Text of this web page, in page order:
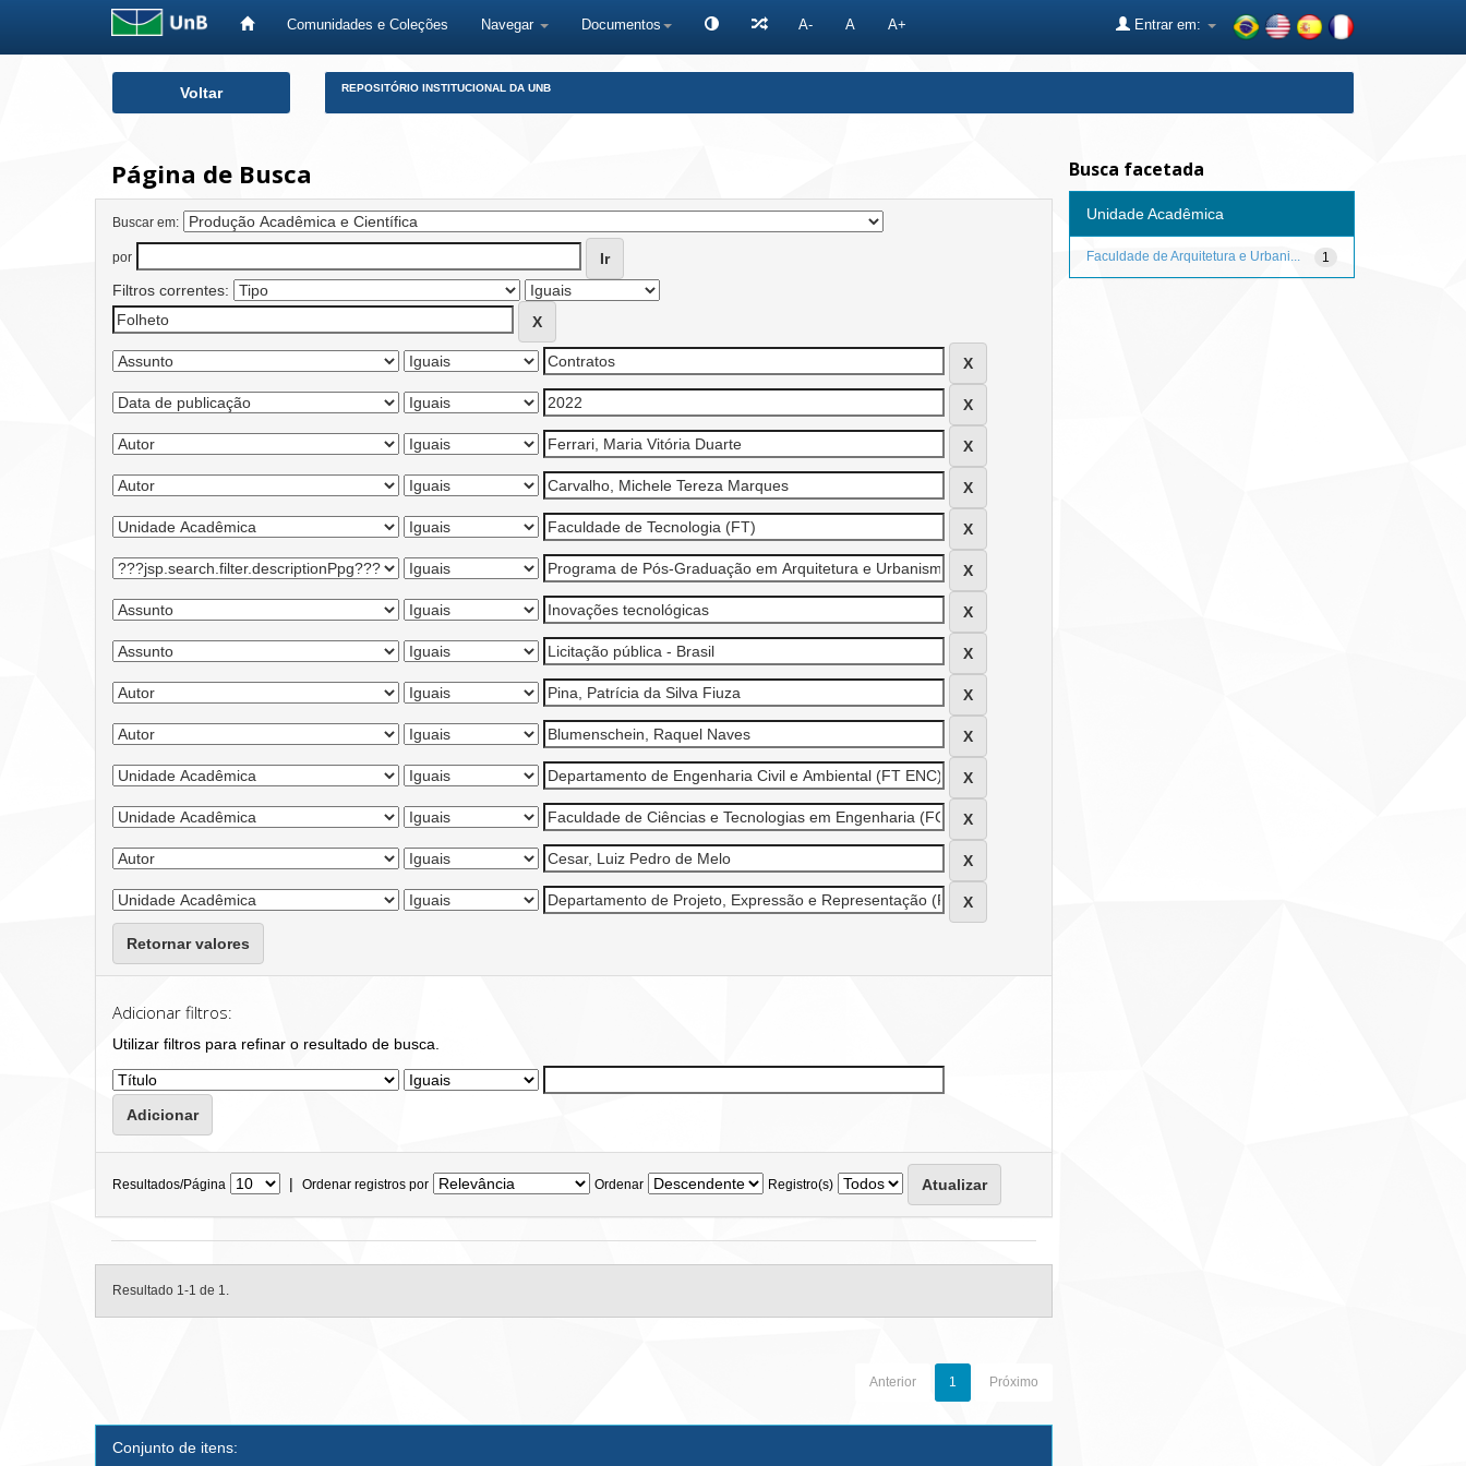
Comunidades e Coleções Navegar Documentos A- A A+ Entrar em:
Voltar REPOSITÓRIO INSTITUCIONAL DA UNB
Página de Busca
Buscar em:
por
Filtros correntes:
Retornar valores
Adicionar filtros:
Utilizar filtros para refinar o resultado de busca.
Resultados/Página | Ordenar registros por Ordenar Registro(s)
Resultado 1-1 de 1.
Anterior 1 Próximo
Conjunto de itens:
Busca facetada
Unidade Acadêmica
1
Faculdade de Arquitetura e Urbani...